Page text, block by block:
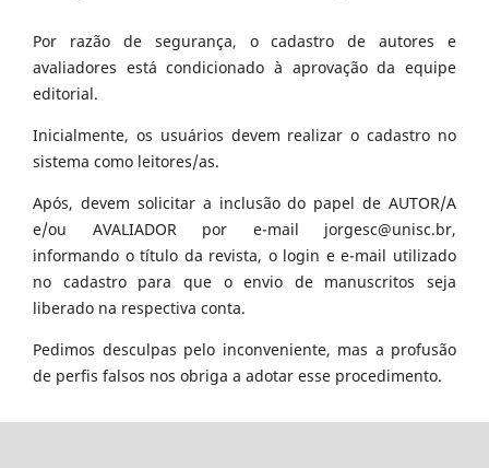
Por razão de segurança, o cadastro de autores e
avaliadores está condicionado à aprovação da equipe
editorial.
Inicialmente, os usuários devem realizar o cadastro no
sistema como leitores/as.
Após, devem solicitar a inclusão do papel de AUTOR/A
e/ou AVALIADOR por e-mail jorgesc@unisc.br,
informando o título da revista, o login e e-mail utilizado
no cadastro para que o envio de manuscritos seja
liberado na respectiva conta.
Pedimos desculpas pelo inconveniente, mas a profusão
de perfis falsos nos obriga a adotar esse procedimento.